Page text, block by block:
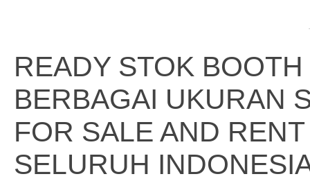
READY STOK
BERBAGAI UKURAN
FOR SALE AND
SELURUH